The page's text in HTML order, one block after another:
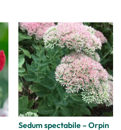
Sedum spectabile – Orpin